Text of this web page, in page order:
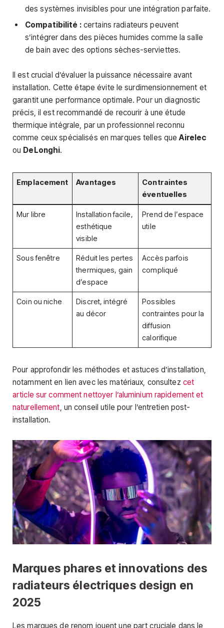
des systèmes invisibles pour une intégration parfaite.
Compatibilité :certains radiateurs peuvent
s’intégrer dans des pièces humides comme la salle
de bain avec des options sèches-serviettes.
Il est crucial d’évaluer la puissance nécessaire avant
installation. Cette étape évite le surdimensionnement et
garantit une performance optimale. Pour un diagnostic
précis, il est recommandé de recourir à une étude
thermique intégrale, par un professionnel reconnu
comme ceux spécialisés en marques telles queAirelec
ou DeLonghi.
Emplacement Avantages
Contraintes
éventuelles
Mur libre
Installation facile,
esthétique
visible
Prend de l’espace
utile
Sous fenêtre
Réduit les pertes
thermiques, gain
d’espace
Accès parfois
compliqué
Coin ou niche
Discret, intégré
au décor
Possibles
contraintes pour la
diffusion
calorifique
Pour approfondir les méthodes et astuces d’installation,
notamment en lien avec les matériaux, consultez cet
article sur comment nettoyer l’aluminium rapidement et
naturellement, un conseil utile pour l’entretien post-
installation.
Marques phares et innovations des
radiateurs électriques design en
2025
Les marques de renom jouent une part cruciale dans le